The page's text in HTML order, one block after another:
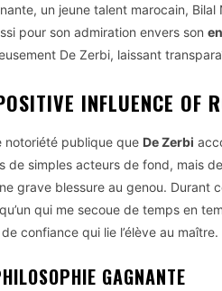
un jeune talent marocain,
pour son admiration envers son
De Zerbi, laissant
INFLUENCE OF
notoriété publique que De Zerbi
de simples acteurs de fond, mais
grave blessure au genou. Durant
qui me secoue de temps en
confiance qui lie l’élève au maître.
GAGNANTE